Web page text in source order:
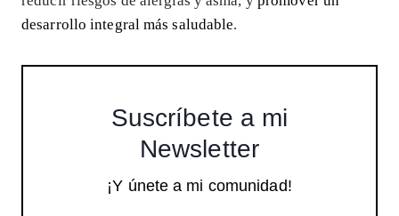
desarrollo integral más saludable.
Suscríbete a mi
Newsletter
¡Y únete a mi comunidad!